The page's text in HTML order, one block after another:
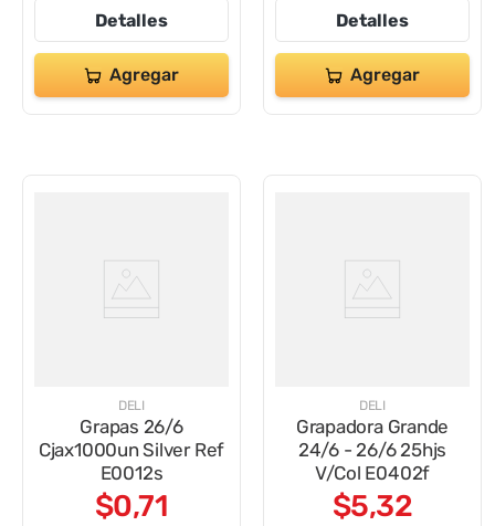
Detalles
Agregar
Detalles
Agregar
DELI
Grapas 26/6
Cjax1000un Silver Ref
E0012s
$0,71
DELI
Grapadora Grande
24/6 - 26/6 25hjs
V/Col E0402f
$5,32